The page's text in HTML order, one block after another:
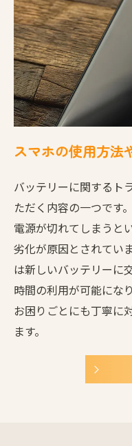
スマホの使用方法
バッテリーに関するト
ただく内容の一つです
電源が切れてしまうと
劣化が原因とされてい
は新しいバッテリーに
時間の利用が可能にな
お困りごとにも丁寧に
ます。